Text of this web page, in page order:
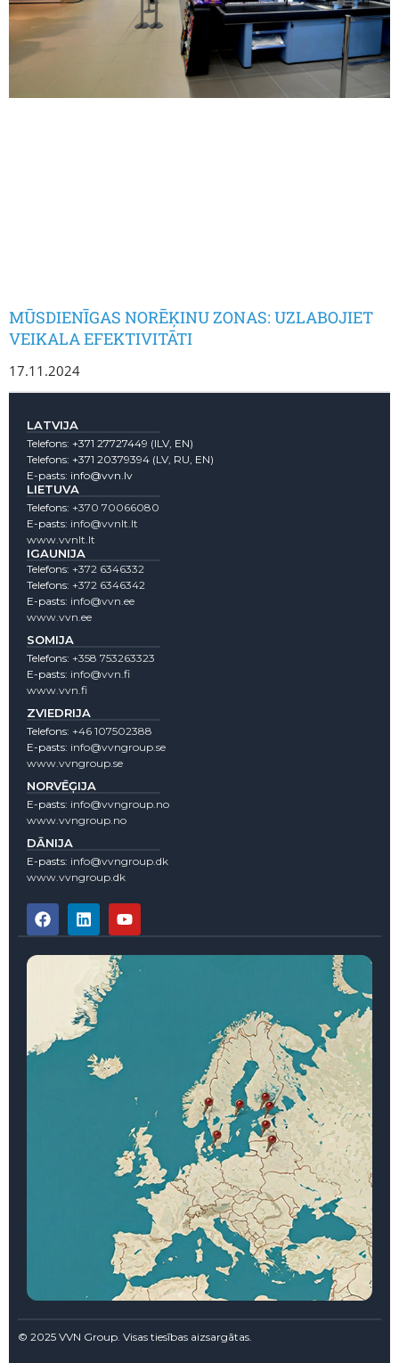
MŪSDIENĪGAS NORĒĶINU ZONAS: UZLABOJIET
VEIKALA EFEKTIVITĀTI
17.11.2024
LATVIJA
Telefons: +371 27727449 (lLV, EN)
Telefons: +371 20379394 (LV, RU, EN)
E-pasts: info@vvn.lv
LIETUVA
Telefons: +370 70066080
E-pasts: info@vvnlt.lt
www.vvnlt.lt
IGAUNIJA
Telefons: +372 6346332
Telefons: +372 6346342
E-pasts: info@vvn.ee
www.vvn.ee
SOMIJA
Telefons: +358 753263323
E-pasts: info@vvn.fi
www.vvn.fi
ZVIEDRIJA
Telefons: +46 107502388
E-pasts: info@vvngroup.se
www.vvngroup.se
NORVĒĢIJA
E-pasts: info@vvngroup.no
www.vvngroup.no
DĀNIJA
E-pasts: info@vvngroup.dk
www.vvngroup.dk
© 2025 VVN Group. Visas tiesības aizsargātas.